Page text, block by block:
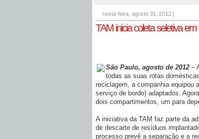
sexta-feira, agosto 31, 2012 |
TAM inicia coleta seletiva
São Paulo, agosto de 2012 –
todas as suas rotas
reciclagem, a companhia equipou
serviço de bordo) adaptados.
dois compartimentos, um para
A iniciativa da TAM faz parte da
de descarte de resíduos
processo prevê a separação e a